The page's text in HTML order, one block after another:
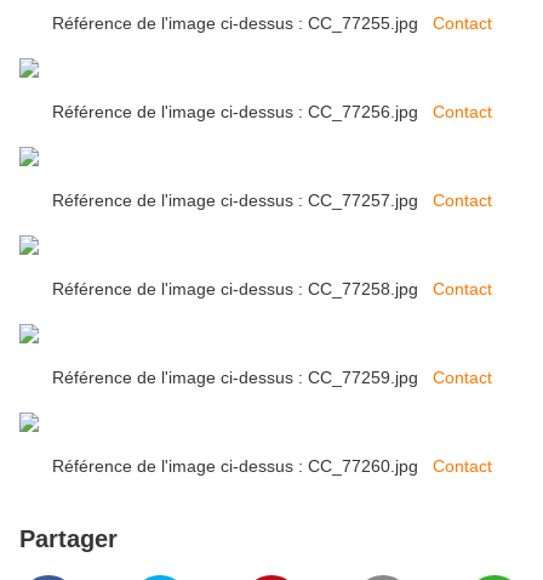
Référence de l'image ci-dessus : CC_77255.jpg Contact
Référence de l'image ci-dessus : CC_77256.jpg Contact
Référence de l'image ci-dessus : CC_77257.jpg Contact
Référence de l'image ci-dessus : CC_77258.jpg Contact
Référence de l'image ci-dessus : CC_77259.jpg Contact
Référence de l'image ci-dessus : CC_77260.jpg Contact
Partager